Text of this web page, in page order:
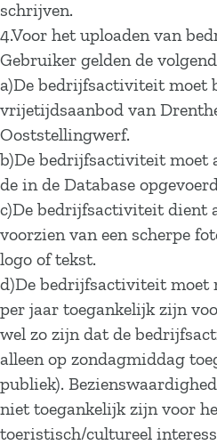
schrijven.
4.Voor het uploaden van
Gebruiker gelden de
a)De bedrijfsactiviteit moet
vrijetijdsaanbod van
Ooststellingwerf.
b)De bedrijfsactiviteit moet
de in de Database
c)De bedrijfsactiviteit dient
voorzien van een scherpe
logo of tekst.
d)De bedrijfsactiviteit moet
per jaar toegankelijk zijn
wel zo zijn dat de
alleen op zondagmiddag
publiek).
niet toegankelijk zijn voor
toeristisch/cultureel